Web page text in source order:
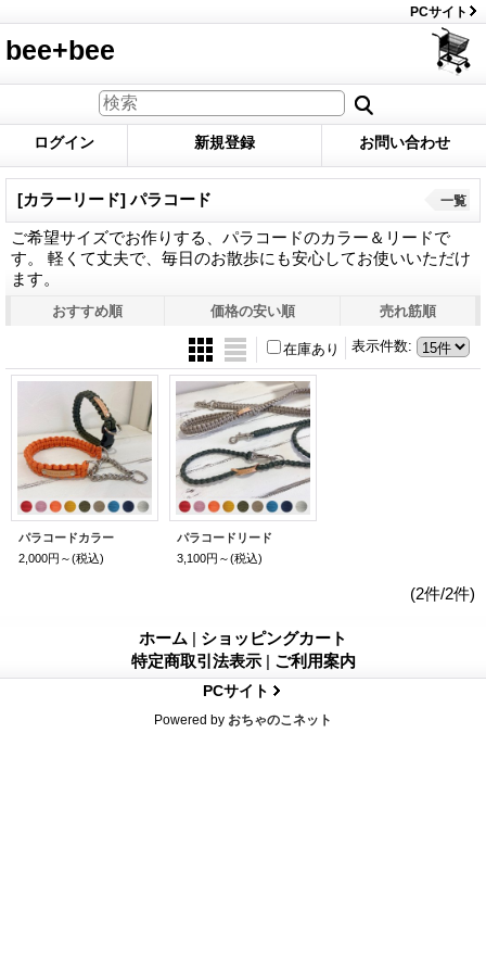
PCサイト
bee+bee
ログイン 新規登録 お問い合わせ
[カラーリード] パラコード
ご希望サイズでお作りする、パラコードのカラー＆リードで
す。 軽くて丈夫で、毎日のお散歩にも安心してお使いいただけ
ます。
一覧
おすすめ順 価格の安い順 売れ筋順
表示件数:
在庫あり
パラコードカラー
2,000円～(税込)
パラコードリード
3,100円～(税込)
(2件/2件)
ホーム | ショッピングカート
特定商取引法表示 | ご利用案内
PCサイト
Powered by おちゃのこネット